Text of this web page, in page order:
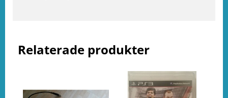
Relaterade produkter